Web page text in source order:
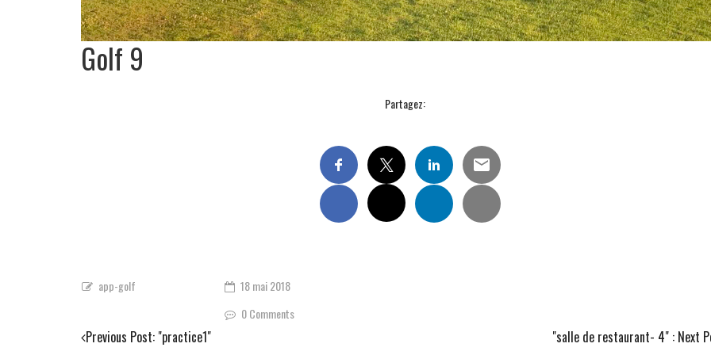
Golf 9
Partagez:
app-golf
18 mai 2018
0 Comments
Previous Post: "practice1" "salle de restaurant- 4" : Next